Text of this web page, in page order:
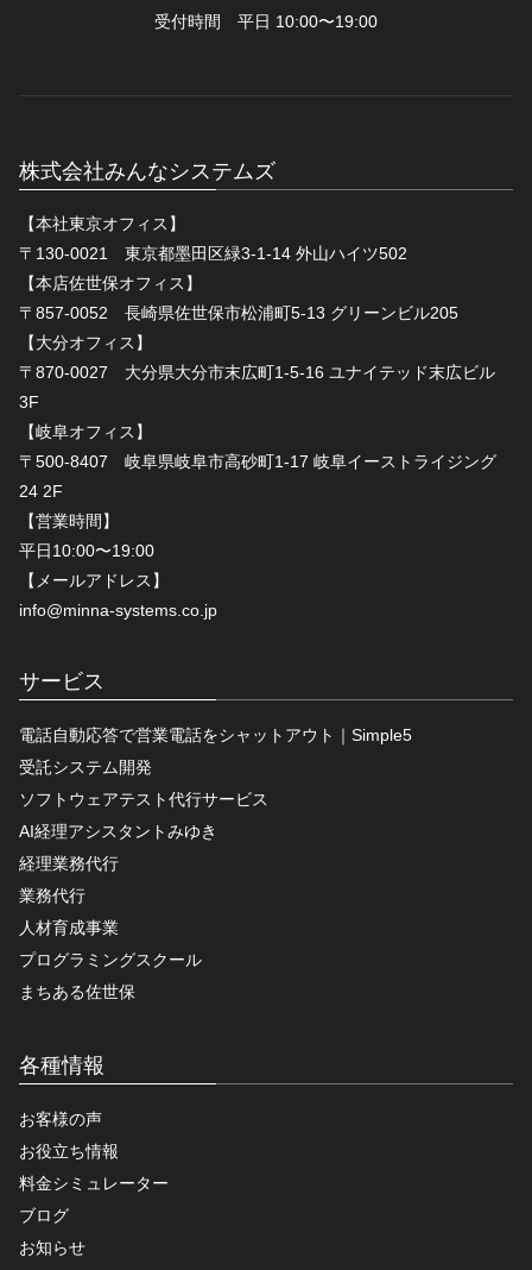
受付時間 平日 10:00〜19:00
株式会社みんなシステムズ
【本社東京オフィス】
〒130-0021 東京都墨田区緑3-1-14 外山ハイツ502
【本店佐世保オフィス】
〒857-0052 長崎県佐世保市松浦町5-13 グリーンビル205
【大分オフィス】
〒870-0027 大分県大分市末広町1-5-16 ユナイテッド末広ビル
3F
【岐阜オフィス】
〒500-8407 岐阜県岐阜市高砂町1-17 岐阜イーストライジング
24 2F
【営業時間】
平日10:00〜19:00
【メールアドレス】
info@minna-systems.co.jp
サービス
電話自動応答で営業電話をシャットアウト｜Simple5
受託システム開発
ソフトウェアテスト代行サービス
AI経理アシスタントみゆき
経理業務代行
業務代行
人材育成事業
プログラミングスクール
まちある佐世保
各種情報
お客様の声
お役立ち情報
料金シミュレーター
ブログ
お知らせ